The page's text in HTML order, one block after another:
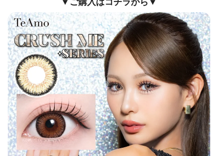
▼ご購入はコチラから▼